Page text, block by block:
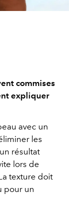
commises
expliquer
avec un
les
résultat
lors de
texture doit
pour un